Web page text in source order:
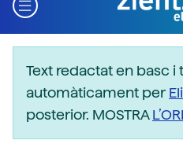
Text redactat en basc i
automàticament per
posterior. MOSTRA